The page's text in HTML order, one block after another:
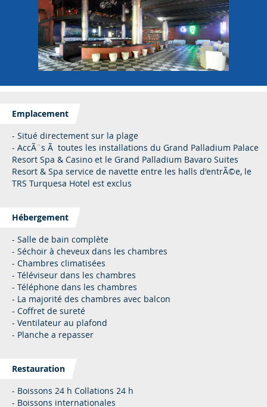
Emplacement
- Situé directement sur la plage
- AccÃ¨s Ã toutes les installations du Grand Palladium Palace
Resort Spa & Casino et le Grand Palladium Bavaro Suites
Resort & Spa service de navette entre les halls d'entrÃ©e, le
TRS Turquesa Hotel est exclus
Hébergement
- Salle de bain complète
- Séchoir à cheveux dans les chambres
- Chambres climatisées
- Téléviseur dans les chambres
- Téléphone dans les chambres
- La majorité des chambres avec balcon
- Coffret de sureté
- Ventilateur au plafond
- Planche a repasser
Restauration
- Boissons 24 h Collations 24 h
- Boissons internationales